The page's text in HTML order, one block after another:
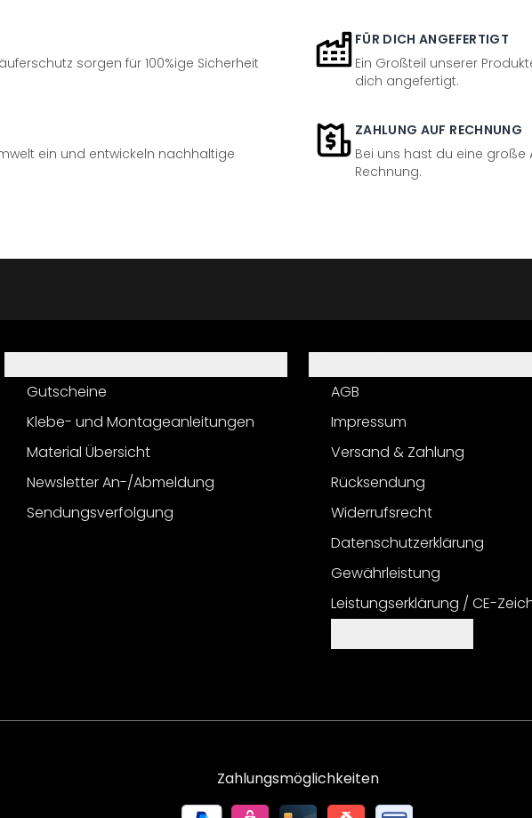
sorgen für 100%ige Sicherheit
FÜR DICH ANGEFERTIGT
Ein Großteil unserer
dich angefertigt.
ein und entwickeln nachhaltige
ZAHLUNG AUF RECHNUNG
Bei uns hast du eine
Rechnung.
Gutscheine
Klebe- und Montageanleitungen
Material Übersicht
Newsletter An-/Abmeldung
Sendungsverfolgung
AGB
Impressum
Versand & Zahlung
Rücksendung
Widerrufsrecht
Datenschutzerklärung
Gewährleistung
Leistungserklärung / CE-
Zahlungsmöglichkeiten